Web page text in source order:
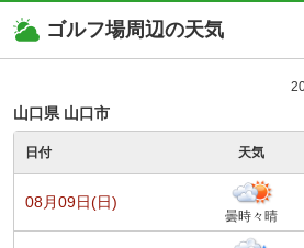
ゴルフ場周辺の天気
山口県 山口市
日付 天気
08月09日(日)
曇時々晴